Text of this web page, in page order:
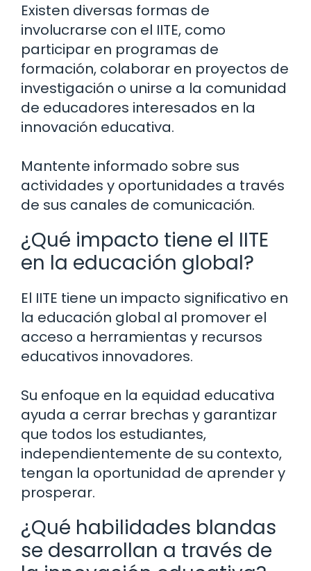
Existen diversas formas de
involucrarse con el IITE, como
participar en programas de
formación, colaborar en proyectos de
investigación o unirse a la comunidad
de educadores interesados en la
innovación educativa.
Mantente informado sobre sus
actividades y oportunidades a través
de sus canales de comunicación.
¿Qué impacto tiene el IITE
en la educación global?
El IITE tiene un impacto significativo en
la educación global al promover el
acceso a herramientas y recursos
educativos innovadores.
Su enfoque en la equidad educativa
ayuda a cerrar brechas y garantizar
que todos los estudiantes,
independientemente de su contexto,
tengan la oportunidad de aprender y
prosperar.
¿Qué habilidades blandas
se desarrollan a través de